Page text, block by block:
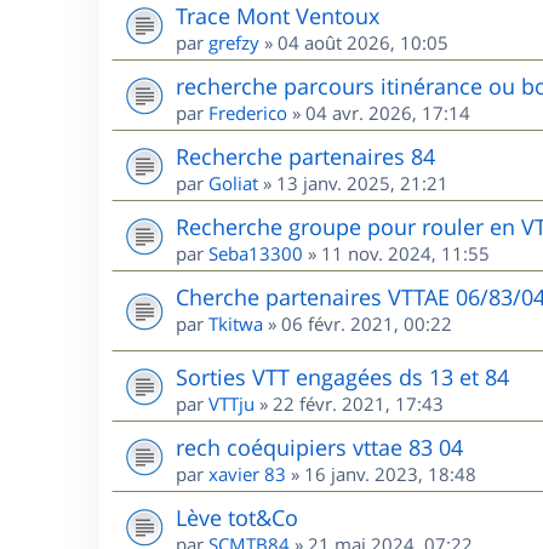
Trace Mont Ventoux
par grefzy » 04 août 2026, 10:05
recherche parcours itinérance ou
par Frederico » 04 avr. 2026, 17:14
Recherche partenaires 84
par Goliat » 13 janv. 2025, 21:21
Recherche groupe pour rouler en
par Seba13300 » 11 nov. 2024, 11:55
Cherche partenaires VTTAE 06/83/
par Tkitwa » 06 févr. 2021, 00:22
Sorties VTT engagées ds 13 et 84
par VTTju » 22 févr. 2021, 17:43
rech coéquipiers vttae 83 04
par xavier 83 » 16 janv. 2023, 18:48
Lève tot&Co
par SCMTB84 » 21 mai 2024, 07:22